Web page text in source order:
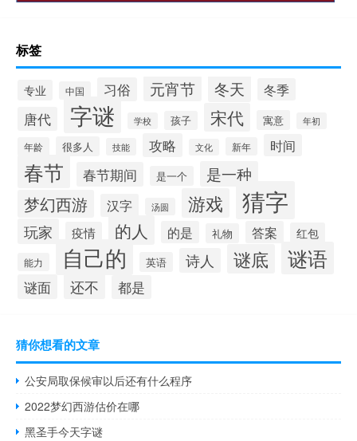
标签
专业 中国 习俗 元宵节 冬天 冬季
唐代 字谜 学校 孩子 宋代 寓意 年初
年龄 很多人 技能 攻略 文化 新年 时间
春节 春节期间 是一个 是一种
梦幻西游 汉字 汤圆 游戏 猜字
玩家 疫情 的人 的是 礼物 答案 红包
能力 自己的 英语 诗人 谜底 谜语
谜面 还不 都是
猜你想看的文章
公安局取保候审以后还有什么程序
2022梦幻西游估价在哪
黑圣手今天字谜